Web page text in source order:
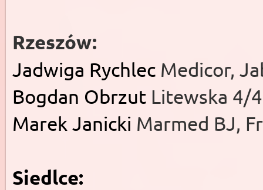
Rzeszów:
Jadwiga Rychlec Medicor,
Bogdan Obrzut Litewska 4/
Marek Janicki Marmed BJ,
Siedlce: